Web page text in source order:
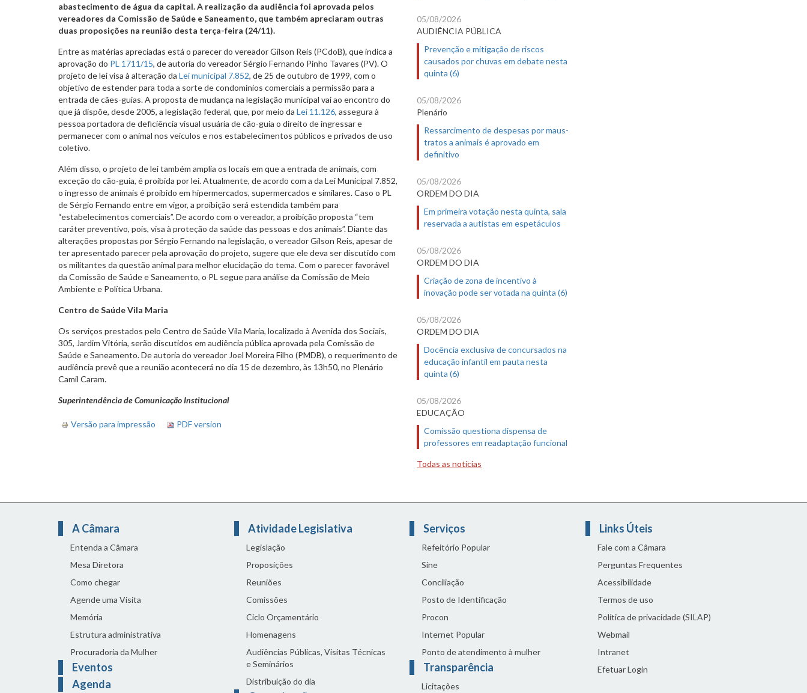
abastecimento de água da capital. A realização da audiência foi aprovada pelos
vereadores da Comissão de Saúde e Saneamento, que também apreciaram outras
duas proposições na reunião desta terça-feira (24/11).
Entre as matérias apreciadas está o parecer do vereador Gilson Reis (PCdoB), que indica a
aprovação do PL 1711/15, de autoria do vereador Sérgio Fernando Pinho Tavares (PV). O
projeto de lei visa à alteração da Lei municipal 7.852, de 25 de outubro de 1999, com o
objetivo de estender para toda a sorte de condomínios comerciais a permissão para a
entrada de cães-guias. A proposta de mudança na legislação municipal vai ao encontro do
que já dispõe, desde 2005, a legislação federal, que, por meio da Lei 11.126, assegura à
pessoa portadora de deficiência visual usuária de cão-guia o direito de ingressar e
permanecer com o animal nos veículos e nos estabelecimentos públicos e privados de uso
coletivo.
Além disso, o projeto de lei também amplia os locais em que a entrada de animais, com
exceção do cão-guia, é proibida por lei. Atualmente, de acordo com a da Lei Municipal 7.852,
o ingresso de animais é proibido em hipermercados, supermercados e similares. Caso o PL
de Sérgio Fernando entre em vigor, a proibição será estendida também para
“estabelecimentos comerciais”. De acordo com o vereador, a proibição proposta “tem
caráter preventivo, pois, visa à proteção da saúde das pessoas e dos animais”. Diante das
alterações propostas por Sérgio Fernando na legislação, o vereador Gilson Reis, apesar de
ter apresentado parecer pela aprovação do projeto, sugere que ele deva ser discutido com
os militantes da questão animal para melhor elucidação do tema. Com o parecer favorável
da Comissão de Saúde e Saneamento, o PL segue para análise da Comissão de Meio
Ambiente e Política Urbana.
Centro de Saúde Vila Maria
Os serviços prestados pelo Centro de Saúde Vila Maria, localizado à Avenida dos Sociais,
305, Jardim Vitória, serão discutidos em audiência pública aprovada pela Comissão de
Saúde e Saneamento. De autoria do vereador Joel Moreira Filho (PMDB), o requerimento de
audiência prevê que a reunião acontecerá no dia 15 de dezembro, às 13h50, no Plenário
Camil Caram.
Superintendência de Comunicação Institucional
Versão para impressão PDF version
05/08/2026
AUDIÊNCIA PÚBLICA
Prevenção e mitigação de riscos
causados por chuvas em debate nesta
quinta (6)
05/08/2026
Plenário
Ressarcimento de despesas por maus-
tratos a animais é aprovado em
definitivo
05/08/2026
ORDEM DO DIA
Em primeira votação nesta quinta, sala
reservada a autistas em espetáculos
05/08/2026
ORDEM DO DIA
Criação de zona de incentivo à
inovação pode ser votada na quinta (6)
05/08/2026
ORDEM DO DIA
Docência exclusiva de concursados na
educação infantil em pauta nesta
quinta (6)
05/08/2026
EDUCAÇÃO
Comissão questiona dispensa de
professores em readaptação funcional
Todas as notícias
A Câmara
Entenda a Câmara
Mesa Diretora
Como chegar
Agende uma Visita
Memória
Estrutura administrativa
Procuradoria da Mulher
Eventos
Agenda
Atividade Legislativa
Legislação
Proposições
Reuniões
Comissões
Ciclo Orçamentário
Homenagens
Audiências Públicas, Visitas Técnicas
e Seminários
Distribuição do dia
Serviços
Refeitório Popular
Sine
Conciliação
Posto de Identificação
Procon
Internet Popular
Ponto de atendimento à mulher
Transparência
Licitações
Links Úteis
Fale com a Câmara
Perguntas Frequentes
Acessibilidade
Termos de uso
Política de privacidade (SILAP)
Webmail
Intranet
Efetuar Login